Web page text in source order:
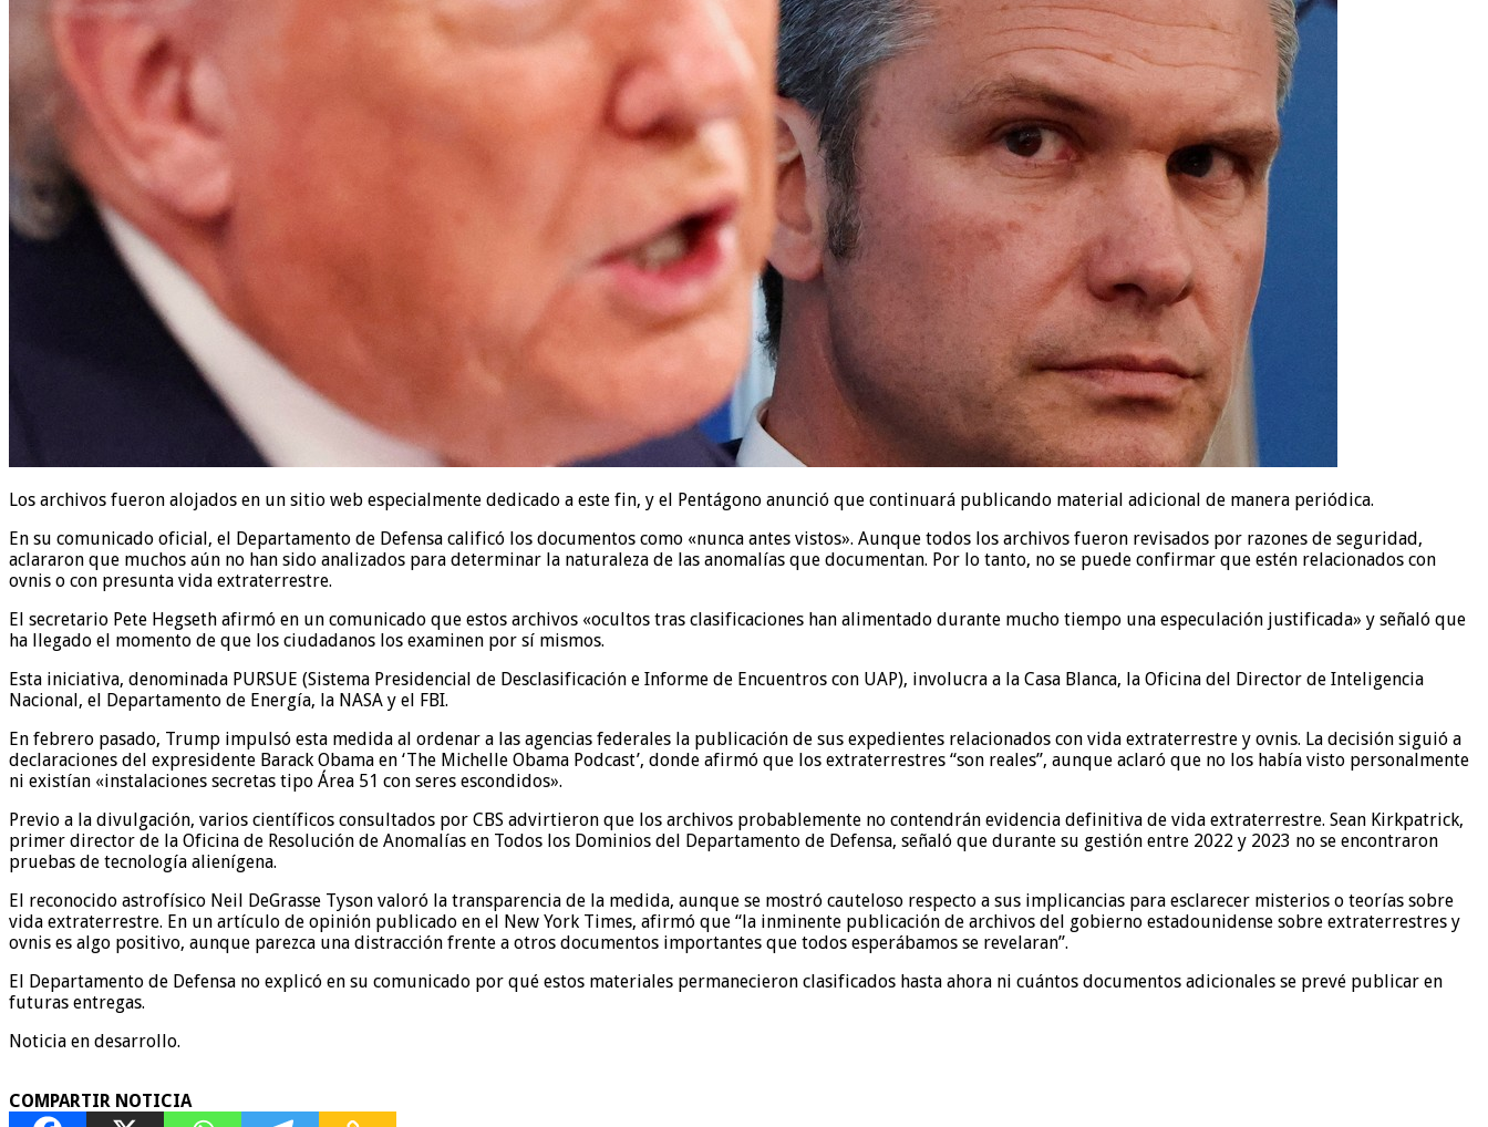
Los archivos fueron alojados en un sitio web especialmente dedicado a este fin, y el Pentágono anunció que continuará publicando material adicional de manera periódica.
En su comunicado oficial, el Departamento de Defensa calificó los documentos como «nunca antes vistos». Aunque todos los archivos fueron revisados por razones de seguridad,
aclararon que muchos aún no han sido analizados para determinar la naturaleza de las anomalías que documentan. Por lo tanto, no se puede confirmar que estén relacionados con
ovnis o con presunta vida extraterrestre.
El secretario Pete Hegseth afirmó en un comunicado que estos archivos «ocultos tras clasificaciones han alimentado durante mucho tiempo una especulación justificada» y señaló que
ha llegado el momento de que los ciudadanos los examinen por sí mismos.
Esta iniciativa, denominada PURSUE (Sistema Presidencial de Desclasificación e Informe de Encuentros con UAP), involucra a la Casa Blanca, la Oficina del Director de Inteligencia
Nacional, el Departamento de Energía, la NASA y el FBI.
En febrero pasado, Trump impulsó esta medida al ordenar a las agencias federales la publicación de sus expedientes relacionados con vida extraterrestre y ovnis. La decisión siguió a
declaraciones del expresidente Barack Obama en ‘The Michelle Obama Podcast’, donde afirmó que los extraterrestres “son reales”, aunque aclaró que no los había visto personalmente
ni existían «instalaciones secretas tipo Área 51 con seres escondidos».
Previo a la divulgación, varios científicos consultados por CBS advirtieron que los archivos probablemente no contendrán evidencia definitiva de vida extraterrestre. Sean Kirkpatrick,
primer director de la Oficina de Resolución de Anomalías en Todos los Dominios del Departamento de Defensa, señaló que durante su gestión entre 2022 y 2023 no se encontraron
pruebas de tecnología alienígena.
El reconocido astrofísico Neil DeGrasse Tyson valoró la transparencia de la medida, aunque se mostró cauteloso respecto a sus implicancias para esclarecer misterios o teorías sobre
vida extraterrestre. En un artículo de opinión publicado en el New York Times, afirmó que “la inminente publicación de archivos del gobierno estadounidense sobre extraterrestres y
ovnis es algo positivo, aunque parezca una distracción frente a otros documentos importantes que todos esperábamos se revelaran”.
El Departamento de Defensa no explicó en su comunicado por qué estos materiales permanecieron clasificados hasta ahora ni cuántos documentos adicionales se prevé publicar en
futuras entregas.
Noticia en desarrollo.
COMPARTIR NOTICIA